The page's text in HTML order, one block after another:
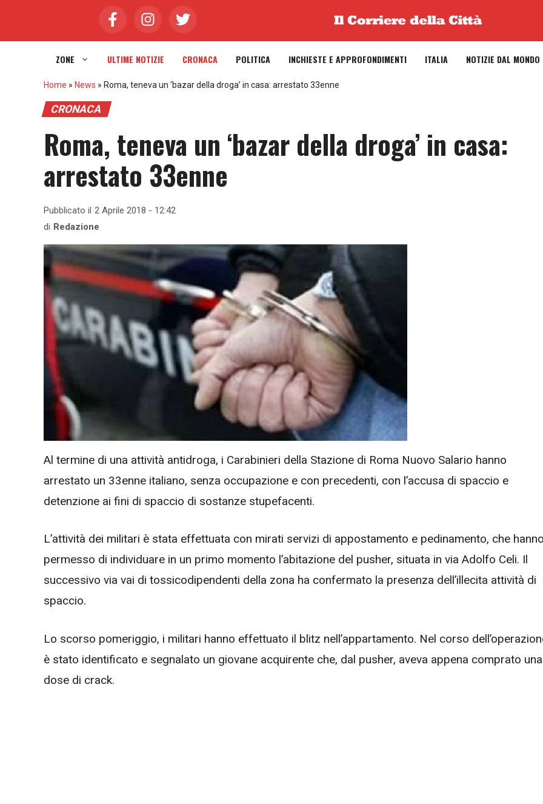
ZONE ULTIME NOTIZIE CRONACA POLITICA INCHIESTE E APPROFONDIMENTI ITALIA NOTIZIE DAL MONDO
Home » News » Roma, teneva un ‘bazar della droga’ in casa: arrestato 33enne
CRONACA
Roma, teneva un ‘bazar della droga’ in casa:
arrestato 33enne
Pubblicato il 2 Aprile 2018 - 12:42
di Redazione
Al termine di una attività antidroga, i Carabinieri della Stazione di Roma Nuovo Salario hanno
arrestato un 33enne italiano, senza occupazione e con precedenti, con l’accusa di spaccio e
detenzione ai fini di spaccio di sostanze stupefacenti.
L’attività dei militari è stata effettuata con mirati servizi di appostamento e pedinamento, che
permesso di individuare in un primo momento l’abitazione del pusher, situata in via Adolfo Celi. Il
successivo via vai di tossicodipendenti della zona ha confermato la presenza dell’illecita attività di
spaccio.
Lo scorso pomeriggio, i militari hanno effettuato il blitz nell’appartamento. Nel corso
è stato identificato e segnalato un giovane acquirente che, dal pusher, aveva appena comprato una
dose di crack.